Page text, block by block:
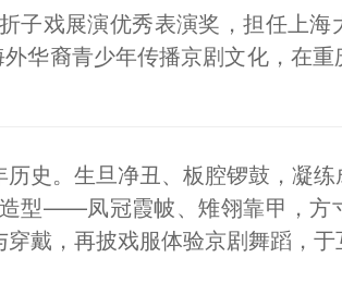
子戏展演优秀表演奖，担任上海
华裔青少年传播京剧文化，在
史。生旦净丑、板腔锣鼓，凝
型——凤冠霞帔、雉翎靠甲，方
戴，再披戏服体验京剧舞蹈，于